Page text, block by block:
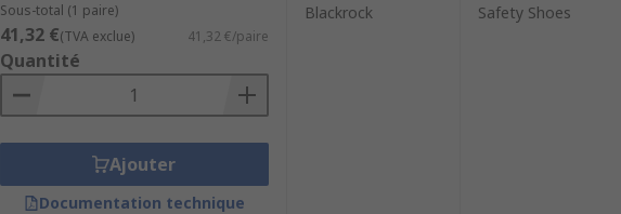
Sous-total (1 paire)
41,32 €(TVA exclue) 41,32 €/paire
Quantité
Ajouter
Documentation technique
Blackrock Safety Shoes